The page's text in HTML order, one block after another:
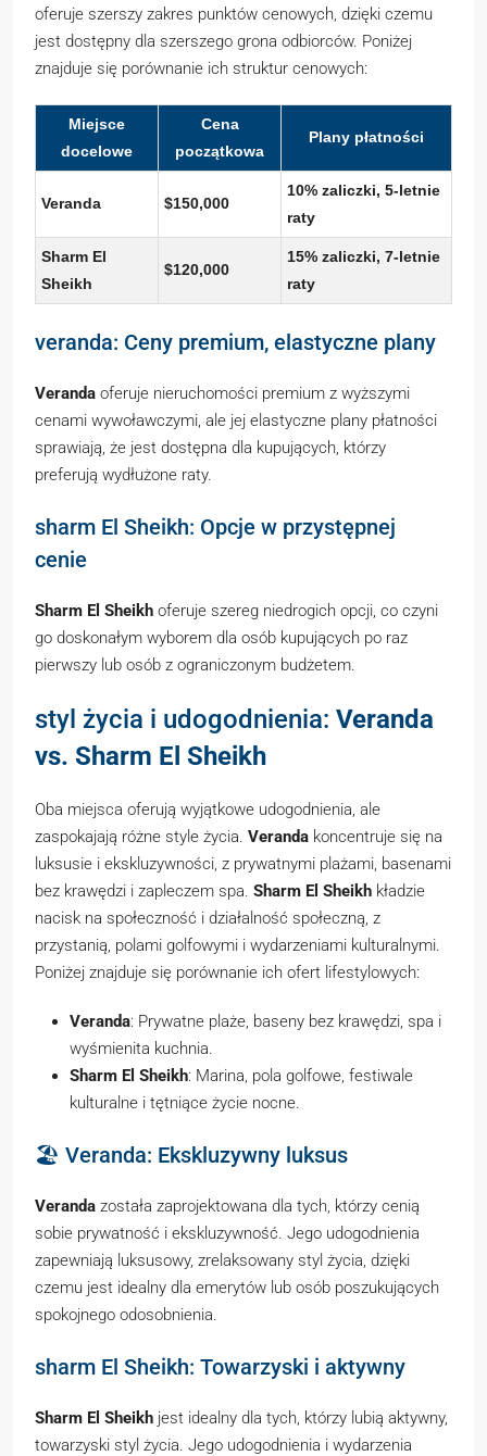
oferuje szerszy zakres punktów cenowych, dzięki czemu
jest dostępny dla szerszego grona odbiorców. Poniżej
znajduje się porównanie ich struktur cenowych:
Miejsce
docelowe
Cena
początkowa
Plany płatności
Veranda $150,000
10% zaliczki, 5-letnie
raty
Sharm El
Sheikh
$120,000
15% zaliczki, 7-letnie
raty
veranda: Ceny premium, elastyczne plany
Veranda oferuje nieruchomości premium z wyższymi
cenami wywoławczymi, ale jej elastyczne plany płatności
sprawiają, że jest dostępna dla kupujących, którzy
preferują wydłużone raty.
sharm El Sheikh: Opcje w przystępnej
cenie
Sharm El Sheikh oferuje szereg niedrogich opcji, co czyni
go doskonałym wyborem dla osób kupujących po raz
pierwszy lub osób z ograniczonym budżetem.
styl życia i udogodnienia: Veranda
vs. Sharm El Sheikh
Oba miejsca oferują wyjątkowe udogodnienia, ale
zaspokajają różne style życia. Veranda koncentruje się na
luksusie i ekskluzywności, z prywatnymi plażami, basenami
bez krawędzi i zapleczem spa. Sharm El Sheikh kładzie
nacisk na społeczność i działalność społeczną, z
przystanią, polami golfowymi i wydarzeniami kulturalnymi.
Poniżej znajduje się porównanie ich ofert lifestylowych:
Veranda: Prywatne plaże, baseny bez krawędzi, spa i
wyśmienita kuchnia.
Sharm El Sheikh: Marina, pola golfowe, festiwale
kulturalne i tętniące życie nocne.
🏖️ Veranda: Ekskluzywny luksus
Veranda została zaprojektowana dla tych, którzy cenią
sobie prywatność i ekskluzywność. Jego udogodnienia
zapewniają luksusowy, zrelaksowany styl życia, dzięki
czemu jest idealny dla emerytów lub osób poszukujących
spokojnego odosobnienia.
sharm El Sheikh: Towarzyski i aktywny
Sharm El Sheikh jest idealny dla tych, którzy lubią aktywny,
towarzyski styl życia. Jego udogodnienia i wydarzenia